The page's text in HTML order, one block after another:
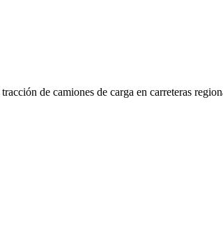
de camiones de carga en carreteras